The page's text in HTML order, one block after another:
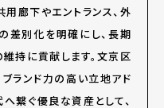
廊下やエントランス、外
差別化を明確にし、長期
持に貢献します。文京区
ランド力の高い立地アド
繋ぐ優良な資産として、